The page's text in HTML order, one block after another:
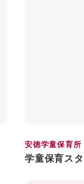
安徳学童保育所
学童保育ス